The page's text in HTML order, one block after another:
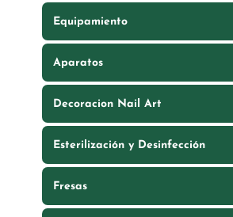
Equipamiento
Aparatos
Decoracion Nail Art
Esterilización y Desinfección
Fresas